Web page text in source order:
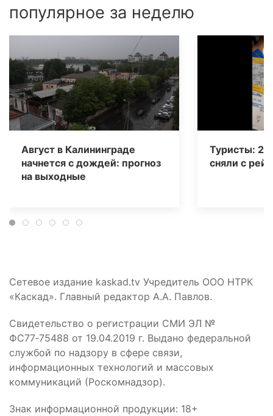
популярное за неделю
Август в Калининграде
начнется с дождей: прогноз
на выходные
Туристы: 20
сняли с
Сетевое издание kaskad.tv Учредитель ООО НТРК
«Каскад». Главный редактор А.А. Павлов.
Свидетельство о регистрации СМИ ЭЛ №
ФС77‑75488 от 19.04.2019 г. Выдано федеральной
службой по надзору в сфере связи,
информационных технологий и массовых
коммуникаций (Роскомнадзор).
Знак информационной продукции: 18+